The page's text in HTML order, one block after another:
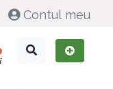
Contul meu